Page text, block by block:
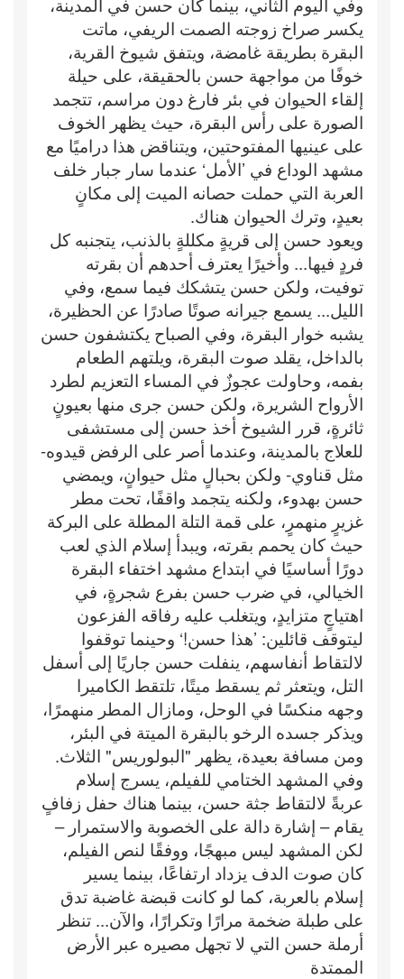
يكسر صراخ زوجته الصمت الريفي، ماتت
البقرة بطريقة غامضة، ويتفق شيوخ القرية،
خوفًا من مواجهة حسن بالحقيقة، على حيلة
إلقاء الحيوان في بئر فارغ دون مراسم، تتجمد
الصورة على رأس البقرة، حيث يظهر الخوف
على عينيها المفتوحتين، ويتناقض هذا دراميًا مع
مشهد الوداع في ’الأمل‘ عندما سار جبار خلف
العربة التي حملت حصانه الميت إلى مكانٍ
بعيدٍ، وترك الحيوان هناك.
ويعود حسن إلى قريةٍ مكللةٍ بالذنب، يتجنبه كل
فردٍ فيها... وأخيرًا يعترف أحدهم أن بقرته
توفيت، ولكن حسن يتشكك فيما سمع، وفي
الليل... يسمع جيرانه صوتًا صادرًا عن الحظيرة،
يشبه خوار البقرة، وفي الصباح يكتشفون حسن
بالداخل، يقلد صوت البقرة، ويلتهم الطعام
بفمه، وحاولت عجوزٌ في المساء التعزيم لطرد
الأرواح الشريرة، ولكن حسن جرى منها بعيونٍ
ثائرةٍ، قرر الشيوخ أخذ حسن إلى مستشفى
للعلاج بالمدينة، وعندما أصر على الرفض قيدوه-
مثل قناوي- ولكن بحبالٍ مثل حيوانٍ، ويمضي
حسن بهدوء، ولكنه يتجمد واقفًا، تحت مطر
غزيرٍ منهمرٍ، على قمة التلة المطلة على البركة
حيث كان يحمم بقرته، ويبدأ إسلام الذي لعب
دورًا أساسيًا في ابتداع مشهد اختفاء البقرة
الخيالي، في ضرب حسن بفرع شجرةٍ، في
اهتياجٍ متزايدٍ، ويتغلب عليه رفاقه الفزعون
ليتوقف قائلين: ’هذا حسن!‘ وحينما توقفوا
لالتقاط أنفاسهم، ينفلت حسن جاريًا إلى أسفل
التل، ويتعثر ثم يسقط ميتًا، تلتقط الكاميرا
وجهه منكسًا في الوحل، ومازال المطر منهمرًا،
ويذكر جسده الرخو بالبقرة الميتة في البئر،
ومن مسافة بعيدة، يظهر "البولوريس" الثلاث.
وفي المشهد الختامي للفيلم، يسرج إسلام
عربةً لالتقاط جثة حسن، بينما هناك حفل زفافٍ
يقام – إشارة دالة على الخصوبة والاستمرار –
لكن المشهد ليس مبهجًا، ووفقًا لنص الفيلم،
كان صوت الدف يزداد ارتفاعًا، بينما يسير
إسلام بالعربة، كما لو كانت قبضة غاضبة تدق
على طبلة ضخمة مرارًا وتكرارًا، والآن... تنظر
أرملة حسن التي لا تجهل مصيره عبر الأرض
الممتدة